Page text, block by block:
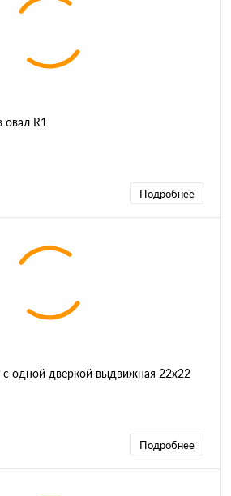
овал R1
Подробнее
с одной дверкой выдвижная 22x22
Подробнее